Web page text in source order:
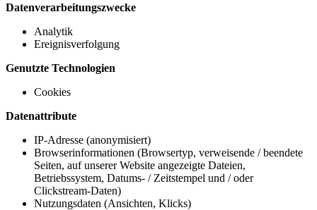
Datenverarbeitungszwecke
Analytik
Ereignisverfolgung
Genutzte Technologien
Cookies
Datenattribute
IP-Adresse (anonymisiert)
Browserinformationen (Browsertyp, verweisende / beendete
Seiten, auf unserer Website angezeigte Dateien,
Betriebssystem, Datums- / Zeitstempel und / oder
Clickstream-Daten)
Nutzungsdaten (Ansichten, Klicks)